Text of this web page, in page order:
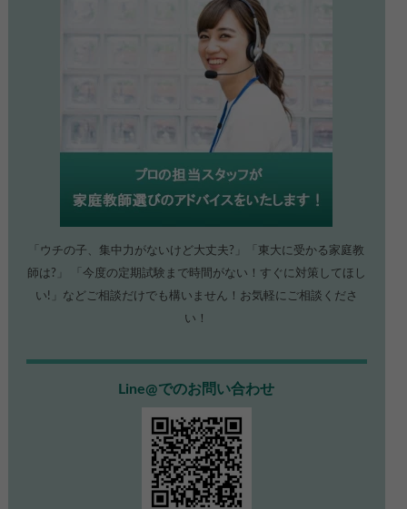
「ウチの子、集中力がないけど大丈夫?」「東大に受かる家庭教
師は?」 「今度の定期試験まで時間がない！すぐに対策してほし
い!」などご相談だけでも構いません！お気軽にご相談くださ
い！
Line@でのお問い合わせ